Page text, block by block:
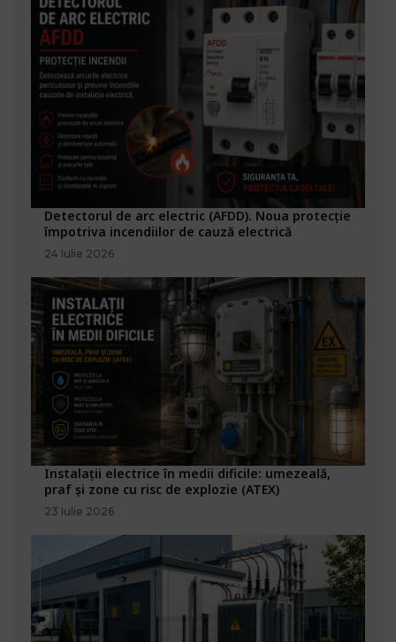
Detectorul de arc electric (AFDD). Noua protecție
împotriva incendiilor de cauză electrică
24 Iulie 2026
Instalații electrice în medii dificile: umezeală,
praf și zone cu risc de explozie (ATEX)
23 Iulie 2026